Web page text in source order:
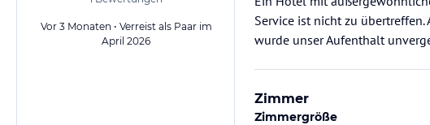
Vor 3 Monaten • Verreist als Paar im
April 2026
Service ist nicht zu
wurde unser Aufenthalt
Zimmer
Zimmergröße